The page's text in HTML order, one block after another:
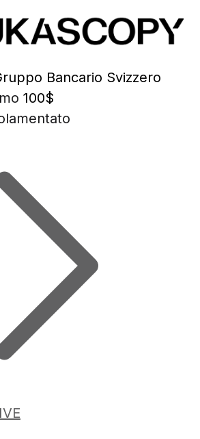
Bancario Svizzero
100$